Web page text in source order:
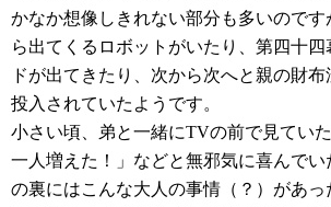
かなか想像しきれない部分も多いので
ら出てくるロボットがいたり、第四十四
ドが出てきたり、次から次へと親の財
投入されていたようです。
小さい頃、弟と一緒にTVの前で見てい
一人増えた！」などと無邪気に喜んでい
の裏にはこんな大人の事情（？）があっ